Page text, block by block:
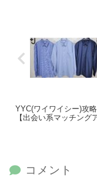
YYC(ワイワイシー)攻
【出会い系マッチング
コメント